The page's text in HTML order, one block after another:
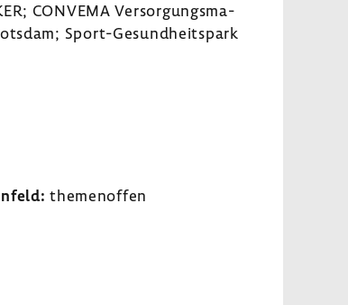
CONVEMA Versor­gungs­ma­
Sport-​Gesundheitspark
themen­offen